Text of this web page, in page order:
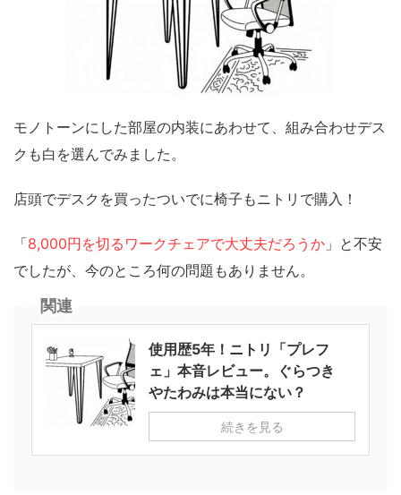
モノトーンにした部屋の内装にあわせて、組み合わせデス
クも白を選んでみました。
店頭でデスクを買ったついでに椅子もニトリで購入！
「8,000円を切るワークチェアで大丈夫だろうか 」と不安
でしたが、今のところ何の問題もありません。
関連
使用歴5年！ニトリ「プレフ
ェ」本音レビュー。ぐらつき
やたわみは本当にない？
続きを見る